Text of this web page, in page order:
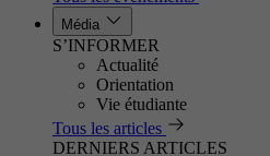
Média
S’INFORMER
Actualité
Orientation
Vie étudiante
Tous les articles
DERNIERS ARTICLES